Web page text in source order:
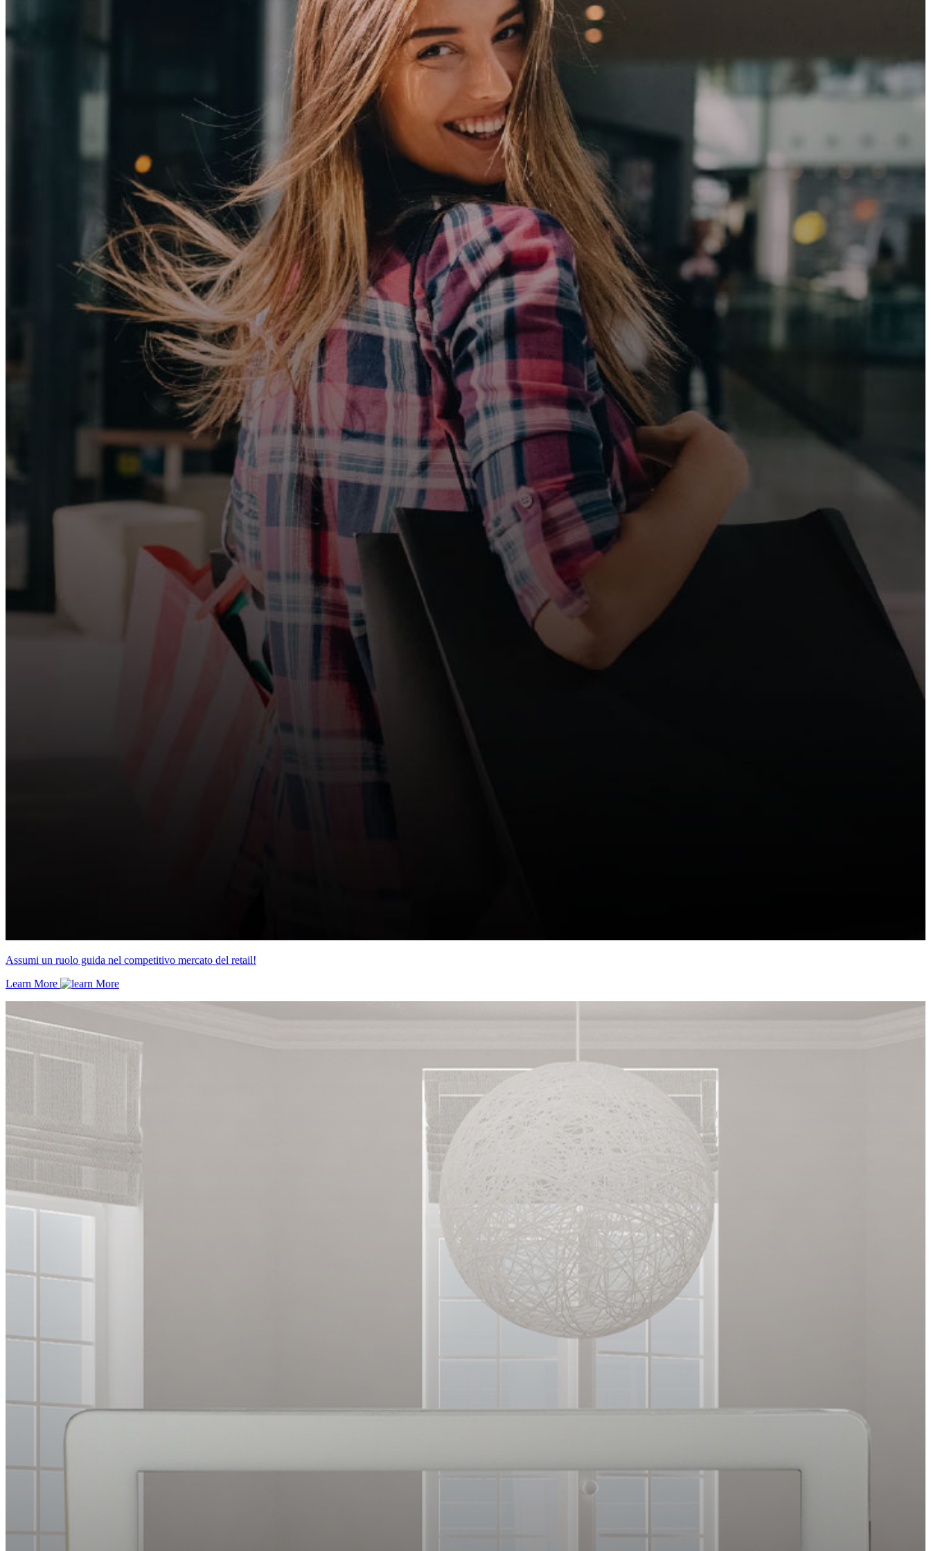
Assumi un ruolo guida nel competitivo mercato del retail!
Learn More